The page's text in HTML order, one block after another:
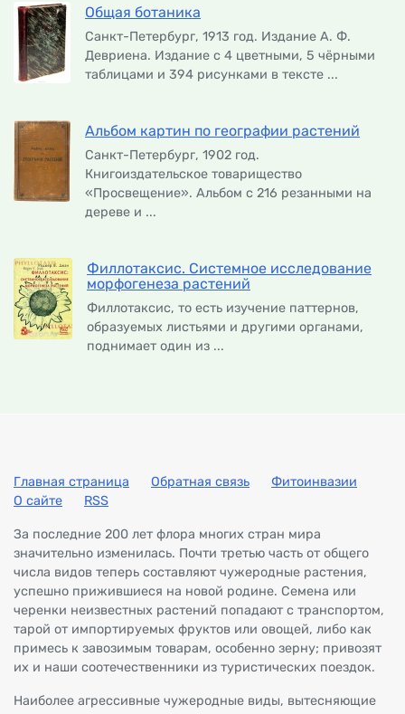
Общая ботаника
Санкт-Петербург, 1913 год. Издание А. Ф.
Девриена. Издание с 4 цветными, 5 чёрными
таблицами и 394 рисунками в тексте ...
Альбом картин по географии растений
Санкт-Петербург, 1902 год.
Книгоиздательское товарищество
«Просвещение». Альбом с 216 резанными на
дереве и ...
Филлотаксис. Системное исследование
морфогенеза растений
Филлотаксис, то есть изучение паттернов,
образуемых листьями и другими органами,
поднимает один из ...
Главная страница Обратная связь
Фитоинвазии
О сайте
RSS
За последние 200 лет флора многих стран мира
значительно изменилась. Почти третью часть от общего
числа видов теперь составляют чужеродные растения,
успешно прижившиеся на новой родине. Семена или
черенки неизвестных растений попадают с транспортом,
тарой от импортируемых фруктов или овощей, либо как
примесь к завозимым товарам, особенно зерну; привозят
их и наши соотечественники из туристических поездок.
Наиболее агрессивные чужеродные виды, вытесняющие